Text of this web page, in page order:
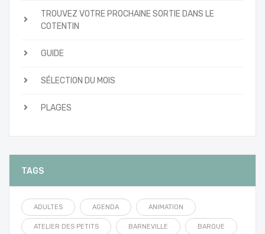
TROUVEZ VOTRE PROCHAINE SORTIE DANS LE
COTENTIN
GUIDE
SÉLECTION DU MOIS
PLAGES
TAGS
ADULTES AGENDA ANIMATION
ATELIER DES PETITS BARNEVILLE BARQUE